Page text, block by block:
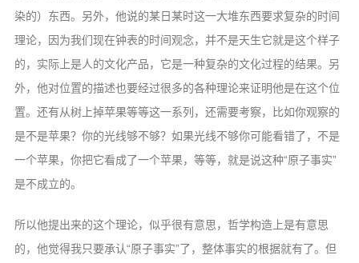
染的）东西。另外，他说的某日某时这一大堆东西要求复杂的时间
理论，因为我们现在钟表的时间观念，并不是天生它就是这个样子
的，实际上是人的文化产品，它是一种复杂的文化过程的结果。另
外，他对位置的描述也要经过很多的各种理论来证明他是在这个位
置。还有从树上掉苹果等等这一系列，还需要考察，比如你观察的
是不是苹果？你的光线够不够？如果光线不够你可能看错了，不是
一个苹果，你把它看成了一个苹果，等等，就是说这种“原子事实”
是不成立的。
所以他提出来的这个理论，似乎很有意思，哲学构造上是有意思
的，他觉得我只要承认“原子事实”了，整体事实的根据就有了。但